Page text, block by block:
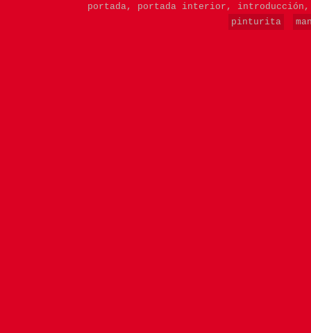
portada, portada interior,
pinturita